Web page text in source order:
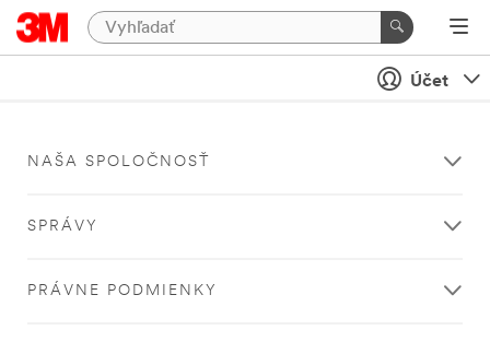
Účet
NAŠA SPOLOČNOSŤ
SPRÁVY
PRÁVNE PODMIENKY